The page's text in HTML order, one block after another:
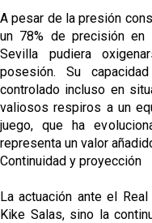
A pesar de la presión
un 78% de precisión
Sevilla pudiera
posesión. Su
controlado incluso en
valiosos respiros a un
juego, que ha
representa un valor
Continuidad y proyección
La actuación ante el
Kike Salas, sino la